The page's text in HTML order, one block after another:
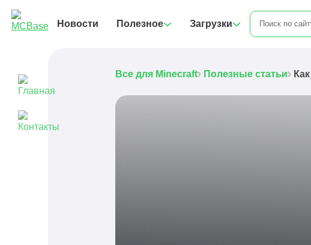
Новости Полезное Загрузки
Все для Minecraft Полезные статьи